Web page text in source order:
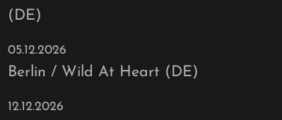
(DE)
05.12.2026
Berlin / Wild At Heart (DE)
12.12.2026